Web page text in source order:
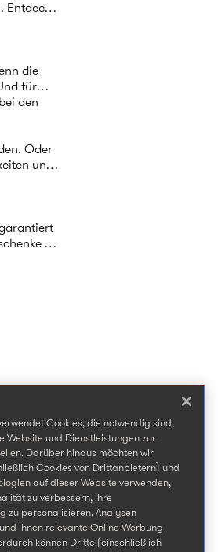
Entdecke
die
für
den
Oder
und
an
Cookies, die notwendig sind,
Website und Dienstleistungen zur
Darüber hinaus möchten wir
Cookies von Drittanbietern) und
auf dieser Website verwenden,
zu verbessern, Ihre
zu personalisieren, Analysen
Ihnen relevante Online-Werbung
können Dritte (einschließlich